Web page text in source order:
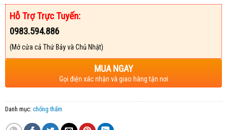
Hỗ Trợ Trực Tuyến:
0983.594.886
(Mở cửa cả Thứ Bảy và Chủ Nhật)
MUA NGAY
Gọi điện xác nhận và giao hàng tận nơi
Danh mục: chống thấm